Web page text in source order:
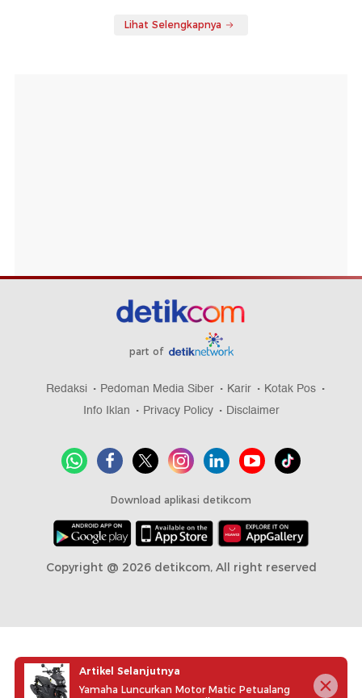
Lihat Selengkapnya
part of
Redaksi Pedoman Media Siber Karir
Kotak Pos
Info Iklan
Privacy Policy Disclaimer
Download aplikasi detikcom
Copyright @ 2026 detikcom, All right reserved
Artikel Selanjutnya
Yamaha Luncurkan Motor Matic Petualang